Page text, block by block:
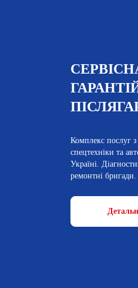
Комплекс послуг
спецтехніки та
Україні.
ремонтні бригади.